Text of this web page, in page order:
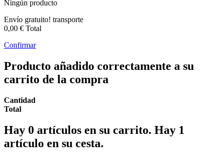
Ningún producto
Envío gratuito! transporte
0,00 € Total
Confirmar
Producto añadido correctamente a su
carrito de la compra
Cantidad
Total
Hay 0 artículos en su carrito. Hay 1
artículo en su cesta.